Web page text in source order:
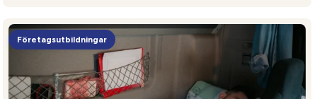
Företagsutbildningar